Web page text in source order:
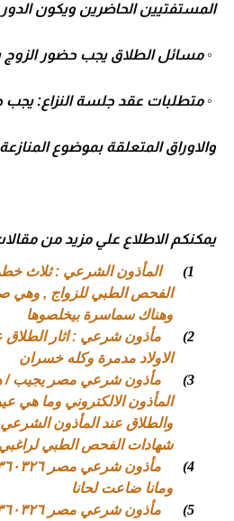
المستفتيين الحاضرين ويكون
◦ مسائل الطلاق يجب حضور
◦ متطلبات عقد جلسة النزاع: يجب
والاوراق المتعلقة بموضوع
يمكنكم الاطلاع علي مزيد من
1)
المأذون الشرعي : ثلاث
الفحص الطبي للزواج , وهي
وهناك سماسرة بيخلصوها
2)
مأذون شرعي : اثار الطلاق
الاولاد مدمرة وكله خسران
3)
مأذون شرعي مصر يجيب /
المأذون الالكتروني وما هي
والطلاق عند المأذون
شهادات الفحص الطبي لراغبي
4)
ومانا ضاعت لحانا
5)